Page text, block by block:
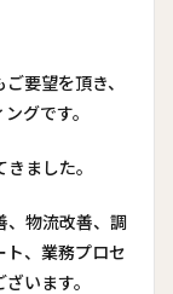
要望を頂き、
グです。
ました。
、物流改善、調
ト、業務プロセ
います。